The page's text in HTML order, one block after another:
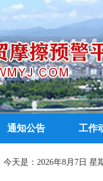
通知公告 工作
今天是：2026年8月7日 星